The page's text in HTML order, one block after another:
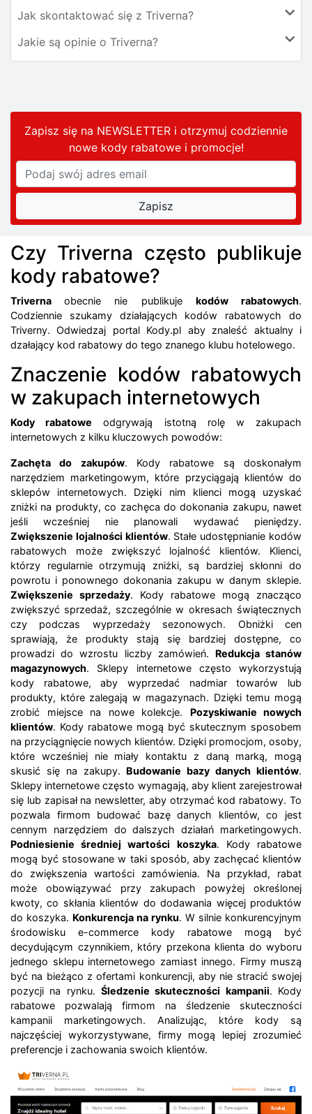
Jak skontaktować się z Triverna?
Jakie są opinie o Triverna?
Zapisz się na NEWSLETTER i otrzymuj codziennie
nowe kody rabatowei promocje!
Czy Triverna często publikuje
kody rabatowe?
Trivernaobecnie nie publikuje kodów rabatowych.
Codziennie szukamy działających kodów rabatowych do
Triverny. Odwiedzaj portal Kody.pl aby znaleść aktualny i
dzałający kod rabatowy do tego znanego klubu hotelowego.
Znaczenie kodów rabatowych
w zakupach internetowych
Kody rabatowe odgrywają istotną rolę w zakupach
internetowych z kilku kluczowych powodów:
Zachęta do zakupów. Kody rabatowe są doskonałym
narzędziem marketingowym, które przyciągają klientów do
sklepów internetowych. Dzięki nim klienci mogą uzyskać
zniżki na produkty, co zachęca do dokonania zakupu, nawet
jeśli wcześniej nie planowali wydawać pieniędzy.
Zwiększenie lojalności klientów. Stałe udostępnianie kodów
rabatowych może zwiększyć lojalność klientów. Klienci,
którzy regularnie otrzymują zniżki, są bardziej skłonni do
powrotu i ponownego dokonania zakupu w danym sklepie.
Zwiększenie sprzedaży. Kody rabatowe mogą znacząco
zwiększyć sprzedaż, szczególnie w okresach świątecznych
czy podczas wyprzedaży sezonowych. Obniżki cen
sprawiają, że produkty stają się bardziej dostępne, co
prowadzi do wzrostu liczby zamówień. Redukcja stanów
magazynowych. Sklepy internetowe często wykorzystują
kody rabatowe, aby wyprzedać nadmiar towarów lub
produkty, które zalegają w magazynach. Dzięki temu mogą
zrobić miejsce na nowe kolekcje. Pozyskiwanie nowych
klientów. Kody rabatowe mogą być skutecznym sposobem
na przyciągnięcie nowych klientów. Dzięki promocjom, osoby,
które wcześniej nie miały kontaktu z daną marką, mogą
skusić się na zakupy. Budowanie bazy danych klientów.
Sklepy internetowe często wymagają, aby klient zarejestrował
się lub zapisał na newsletter, aby otrzymać kod rabatowy. To
pozwala firmom budować bazę danych klientów, co jest
cennym narzędziem do dalszych działań marketingowych.
Podniesienie średniej wartości koszyka. Kody rabatowe
mogą być stosowane w taki sposób, aby zachęcać klientów
do zwiększenia wartości zamówienia. Na przykład, rabat
może obowiązywać przy zakupach powyżej określonej
kwoty, co skłania klientów do dodawania więcej produktów
do koszyka. Konkurencja na rynku. W silnie konkurencyjnym
środowisku e-commerce kody rabatowe mogą być
decydującym czynnikiem, który przekona klienta do wyboru
jednego sklepu internetowego zamiast innego. Firmy muszą
być na bieżąco z ofertami konkurencji, aby nie stracić swojej
pozycji na rynku. Śledzenie skuteczności kampanii. Kody
rabatowe pozwalają firmom na śledzenie skuteczności
kampanii marketingowych. Analizując, które kody są
najczęściej wykorzystywane, firmy mogą lepiej zrozumieć
preferencje i zachowania swoich klientów.